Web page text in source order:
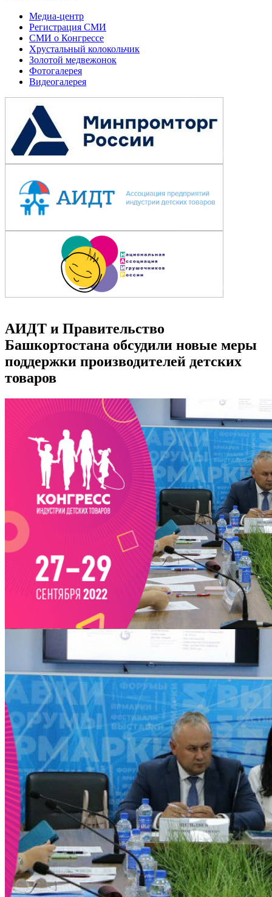
Медиа-центр
Регистрация СМИ
СМИ о Конгрессе
Хрустальный колокольчик
Золотой медвежонок
Фотогалерея
Видеогалерея
АИДТ и Правительство
Башкортостана обсудили новые меры
поддержки производителей детских
товаров